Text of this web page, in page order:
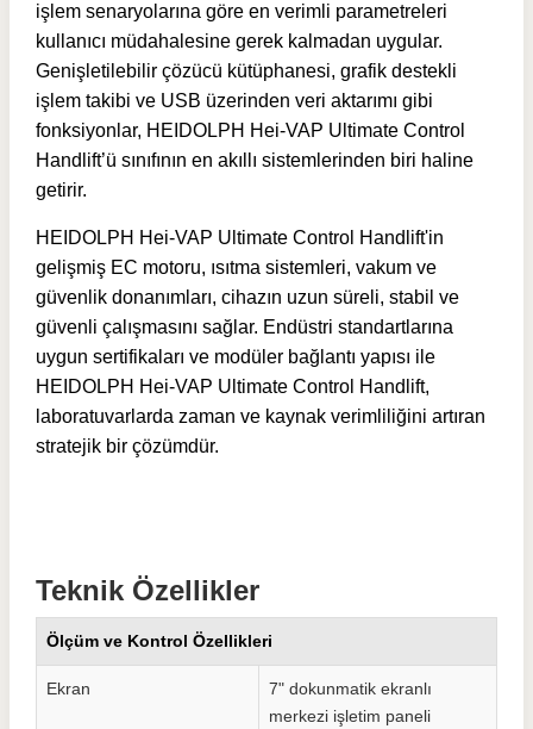
işlem senaryolarına göre en verimli parametreleri
kullanıcı müdahalesine gerek kalmadan uygular.
Genişletilebilir çözücü kütüphanesi, grafik destekli
işlem takibi ve USB üzerinden veri aktarımı gibi
fonksiyonlar, HEIDOLPH Hei-VAP Ultimate Control
Handlift’ü sınıfının en akıllı sistemlerinden biri haline
getirir.
HEIDOLPH Hei-VAP Ultimate Control Handlift'in
gelişmiş EC motoru, ısıtma sistemleri, vakum ve
güvenlik donanımları, cihazın uzun süreli, stabil ve
güvenli çalışmasını sağlar. Endüstri standartlarına
uygun sertifikaları ve modüler bağlantı yapısı ile
HEIDOLPH Hei-VAP Ultimate Control Handlift,
laboratuvarlarda zaman ve kaynak verimliliğini artıran
stratejik bir çözümdür.
Teknik Özellikler
Ölçüm ve Kontrol Özellikleri
Ekran
7" dokunmatik ekranlı
merkezi işletim paneli